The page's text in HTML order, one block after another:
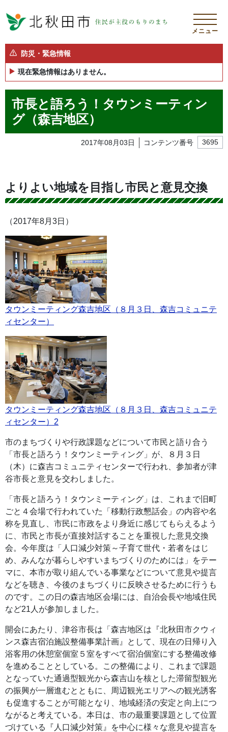
メニュー
防災・緊急情報
現在緊急情報はありません。
市長と語ろう！タウンミーティン
グ（森吉地区）
2017年08月03日 コンテンツ番号 3695
よりよい地域を目指し市民と意見交換
（2017年8月3日）
タウンミーティング森吉地区（８月３日、森吉コミュニテ
ィセンター）
タウンミーティング森吉地区（８月３日、森吉コミュニテ
ィセンター）2
市のまちづくりや行政課題などについて市民と語り合う
「市長と語ろう！タウンミーティング」が、８月３日
（木）に森吉コミュニティセンターで行われ、参加者が津
谷市長と意見を交わしました。
「市長と語ろう！タウンミーティング」は、これまで旧町
ごと４会場で行われていた「移動行政懇話会」の内容や名
称を見直し、市民に市政をより身近に感じてもらえるよう
に、市民と市長が直接対話することを重視した意見交換
会。今年度は「人口減少対策～子育て世代・若者をはじ
め、みんなが暮らしやすいまちづくりのためには」をテー
マに、本市が取り組んでいる事業などについて意見や提言
などを聴き、今後のまちづくりに反映させるために行うも
のです。この日の森吉地区会場には、自治会長や地域住民
など21人が参加しました。
開会にあたり、津谷市長は「森吉地区は『北秋田市クウィ
ンス森吉宿泊施設整備事業計画』として、現在の日帰り入
浴客用の休憩室個室５室をすべて宿泊個室にする整備改修
を進めることとしている。この整備により、これまで課題
となっていた通過型観光から森吉山を核とした滞留型観光
の振興が一層進むとともに、周辺観光エリアへの観光誘客
も促進することが可能となり、地域経済の安定と向上につ
ながると考えている。本日は、市の最重要課題として位置
づけている『人口減少対策』を中心に様々な意見や提言を